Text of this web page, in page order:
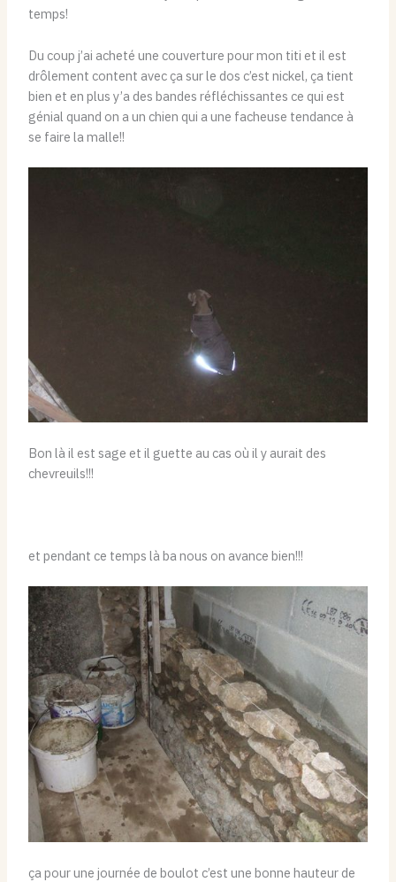
temps!
Du coup j’ai acheté une couverture pour mon titi et il est
drôlement content avec ça sur le dos c’est nickel, ça tient
bien et en plus y’a des bandes réfléchissantes ce qui est
génial quand on a un chien qui a une facheuse tendance à
se faire la malle!!
Bon là il est sage et il guette au cas où il y aurait des
chevreuils!!!
et pendant ce temps là ba nous on avance bien!!!
ça pour une journée de boulot c’est une bonne hauteur de